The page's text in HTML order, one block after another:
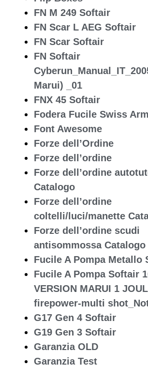
FN M 249 Softair
FN Scar L AEG Softair
FN Scar Softair
FN Softair
Marui) _01
FNX 45 Softair
Fodera Fucile Swiss
Font Awesome
Forze dell’Ordine
Forze dell’ordine
Forze dell’ordine
Catalogo
Forze dell’ordine
coltelli/luci/manette
Forze dell’ordine scudi
antisommossa Catalogo
Fucile A Pompa Metallo
Fucile A Pompa Softair
VERSION MARUI 1
firepower-multi
G17 Gen 4 Softair
G19 Gen 3 Softair
Garanzia OLD
Garanzia Test